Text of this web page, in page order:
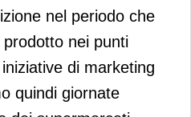
nel periodo che
prodotto nei punti
di marketing
quindi giornate